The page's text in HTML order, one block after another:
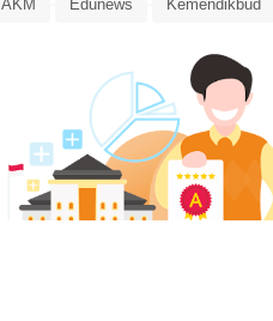
AKM Edunews Kemendikbud
Program Guru Belajar Seri Asesmen